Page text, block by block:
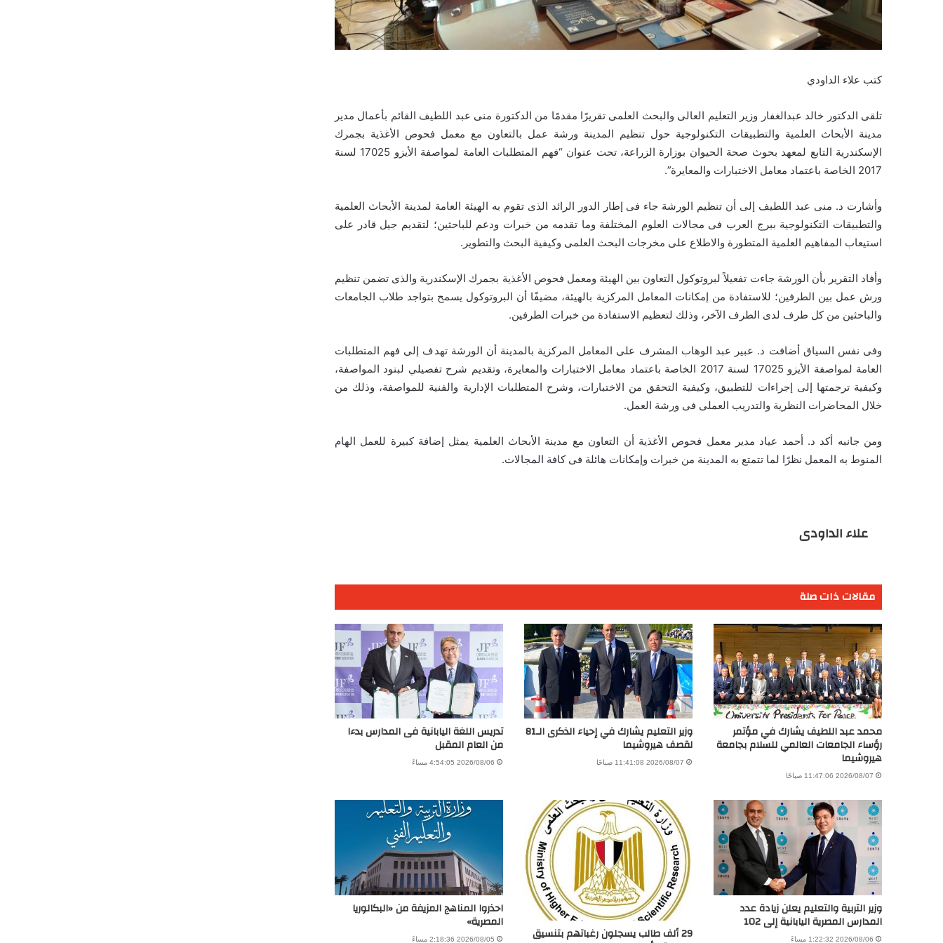
كتب علاء الداودي
تلقى الدكتور خالد عبدالغفار وزير التعليم العالى والبحث العلمى تقريرًا مقدمًا من الدكتورة منى عبد اللطيف القائم بأعمال مدير
مدينة الأبحاث العلمية والتطبيقات التكنولوجية حول تنظيم المدينة ورشة عمل بالتعاون مع معمل فحوص الأغذية بجمرك
الإسكندرية التابع لمعهد بحوث صحة الحيوان بوزارة الزراعة، تحت عنوان “فهم المتطلبات العامة لمواصفة الأيزو 17025 لسنة
2017 الخاصة باعتماد معامل الاختبارات والمعايرة”.
وأشارت د. منى عبد اللطيف إلى أن تنظيم الورشة جاء فى إطار الدور الرائد الذى تقوم به الهيئة العامة لمدينة الأبحاث العلمية
والتطبيقات التكنولوجية ببرج العرب فى مجالات العلوم المختلفة وما تقدمه من خبرات ودعم للباحثين؛ لتقديم جيل قادر على
استيعاب المفاهيم العلمية المتطورة والاطلاع على مخرجات البحث العلمى وكيفية البحث والتطوير.
وأفاد التقرير بأن الورشة جاءت تفعيلاً لبروتوكول التعاون بين الهيئة ومعمل فحوص الأغذية بجمرك الإسكندرية والذى تضمن تنظيم
ورش عمل بين الطرفين؛ للاستفادة من إمكانات المعامل المركزية بالهيئة، مضيفًا أن البروتوكول يسمح بتواجد طلاب الجامعات
والباحثين من كل طرف لدى الطرف الآخر، وذلك لتعظيم الاستفادة من خبرات الطرفين.
وفى نفس السياق أضافت د. عبير عبد الوهاب المشرف على المعامل المركزية بالمدينة أن الورشة تهدف إلى فهم المتطلبات
العامة لمواصفة الأيزو 17025 لسنة 2017 الخاصة باعتماد معامل الاختبارات والمعايرة، وتقديم شرح تفصيلي لبنود المواصفة،
وكيفية ترجمتها إلى إجراءات للتطبيق، وكيفية التحقق من الاختبارات، وشرح المتطلبات الإدارية والفنية للمواصفة، وذلك من
خلال المحاضرات النظرية والتدريب العملى فى ورشة العمل.
ومن جانبه أكد د. أحمد عياد مدير معمل فحوص الأغذية أن التعاون مع مدينة الأبحاث العلمية يمثل إضافة كبيرة للعمل الهام
المنوط به المعمل نظرًا لما تتمتع به المدينة من خبرات وإمكانات هائلة فى كافة المجالات.
علاء الداودى
مقالات ذات صلة
محمد عبد اللطيف يشارك في مؤتمر
رؤساء الجامعات العالمي للسلام بجامعة
هيروشيما
2026/08/07 11:47:06 صباحًا
وزير التعليم يشارك في إحياء الذكرى الـ81
لقصف هيروشيما
2026/08/07 11:41:08 صباحًا
تدريس اللغة اليابانية فى المدارس بدءا
من العام المقبل
2026/08/06 4:54:05 مساءً
وزير التربية والتعليم يعلن زيادة عدد
المدارس المصرية اليابانية إلى 102
2026/08/06 1:22:32 مساءً 29 ألف طالب يسجلون رغباتهم بتنسيق
احذروا المناهج المزيفة من «البكالوريا
المصرية»
2026/08/05 2:18:36 مساءً